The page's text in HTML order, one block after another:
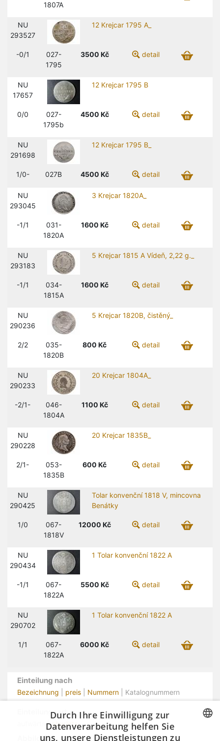
1807A
NU
293527
12 Krejcar 1795 A_
-0/1
027-
1795
3500 Kč detail
NU
17657
12 Krejcar 1795 B
0/0
027-
1795b
4500 Kč detail
NU
291698
12 Krejcar 1795 B_
1/0- 027B 4500 Kč detail
NU
293045
3 Krejcar 1820A_
-1/1
031-
1820A
1600 Kč detail
NU
293183
5 Krejcar 1815 A Vídeň, 2,22 g._
-1/1
034-
1815A
1600 Kč detail
NU
290236
5 Krejcar 1820B, čistěný_
2/2
035-
1820B
800 Kč detail
NU
290233
20 Krejcar 1804A_
-2/1-
046-
1804A
1100 Kč detail
NU
290228
20 Krejcar 1835B_
2/1-
053-
1835B
600 Kč detail
NU
290425
Tolar konvenční 1818 V, mincovna
Benátky
1/0
067-
1818V
12000 Kč detail
NU
290434
1 Tolar konvenční 1822 A
-1/1
067-
1822A
5500 Kč detail
NU
290702
1 Tolar konvenční 1822 A
1/1
067-
1822A
6000 Kč detail
Einteilung nach
Bezeichnung preis Nummern | Katalognummern
Einteilungsart
aufwärts |abwärts
Abbildung
Durch Ihre Einwilligung zur
Datenverarbeitung helfen Sie
uns, unsere Dienstleistungen zu